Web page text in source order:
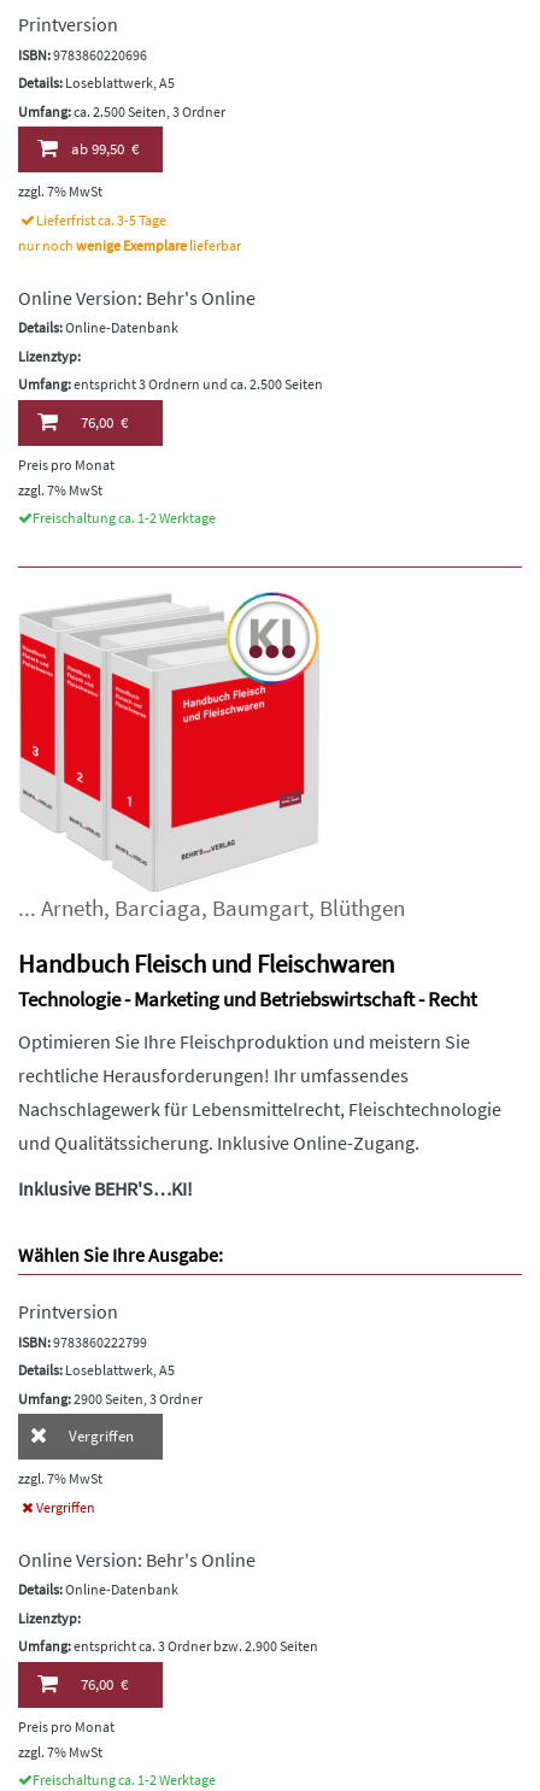
Printversion
ISBN:9783860220696
Details: Loseblattwerk, A5
Umfang:ca. 2.500 Seiten, 3 Ordner
ab99,50 €
zzgl. 7% MwSt
Lieferfrist ca. 3-5 Tage
nur noch wenige Exemplare lieferbar
Online Version: Behr's Online
Details:Online-Datenbank
Lizenztyp:
Umfang:entspricht 3 Ordnern und ca. 2.500 Seiten
76,00 €
Preis pro Monat
zzgl. 7% MwSt
Freischaltung ca. 1-2 Werktage
... Arneth, Barciaga, Baumgart, Blüthgen
Handbuch Fleisch und Fleischwaren
Technologie - Marketing und Betriebswirtschaft - Recht
Optimieren Sie Ihre Fleischproduktion und meistern Sie
rechtliche Herausforderungen! Ihr umfassendes
Nachschlagewerk für Lebensmittelrecht, Fleischtechnologie
und Qualitätssicherung. Inklusive Online-Zugang.
Inklusive BEHR'S…KI!
Wählen Sie Ihre Ausgabe:
Printversion
ISBN:9783860222799
Details: Loseblattwerk, A5
Umfang:2900 Seiten, 3 Ordner
Vergriffen
zzgl. 7% MwSt
Vergriffen
Online Version: Behr's Online
Details:Online-Datenbank
Lizenztyp:
Umfang:entspricht ca. 3 Ordner bzw. 2.900 Seiten
76,00 €
Preis pro Monat
zzgl. 7% MwSt
Freischaltung ca. 1-2 Werktage